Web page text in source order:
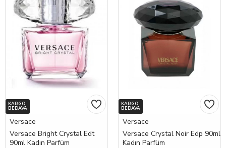
KARGO
BEDAVA
Versace
Versace Bright Crystal Edt
90ml Kadın Parfüm
KARGO
BEDAVA
Versace
Versace Crystal Noir Edp 90ml
Kadın Parfüm